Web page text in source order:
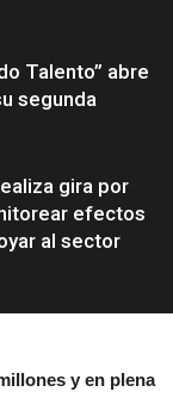
Talento” abre
segunda
gira por
efectos
al sector
y en plena